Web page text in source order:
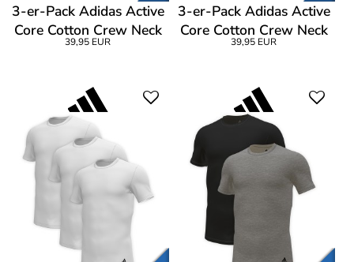
3-er-Pack Adidas Active
Core Cotton Crew Neck
T-Shirt
39,95 EUR
3-er-Pack Adidas Active
Core Cotton Crew Neck
T-Shirt CL1
39,95 EUR